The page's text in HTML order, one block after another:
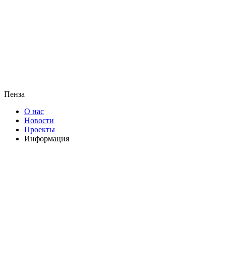
Пенза
О нас
Новости
Проекты
Информация